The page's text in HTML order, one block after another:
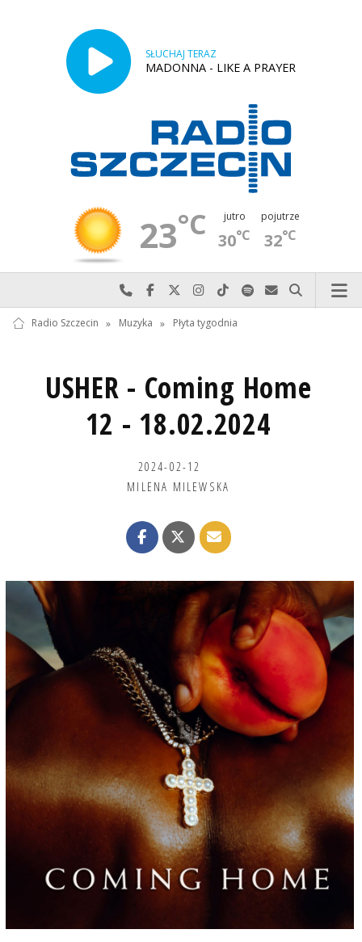
SŁUCHAJ TERAZ
MADONNA - LIKE A PRAYER
23°C jutro
30°C
pojutrze
32°C
Najlepiej po prostu do nas zadzwoń
Odwiedź nas na Facebook-u
Odwiedź nas na X
Odwiedź nas na Instagram-ie
Odwiedź nas na TikTok-u
Szukaj nas na Spotify
Wyślij do nas
Szukaj
Radio Szczecin » Muzyka » Płyta tygodnia
USHER - Coming Home
12 - 18.02.2024
2024-02-12
MILENA MILEWSKA